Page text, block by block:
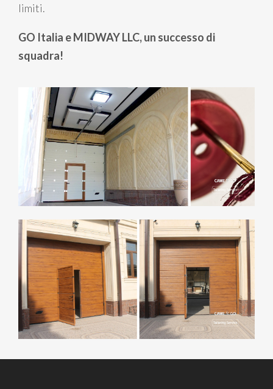
limiti.
GO Italia e MIDWAY LLC, un successo di
squadra!